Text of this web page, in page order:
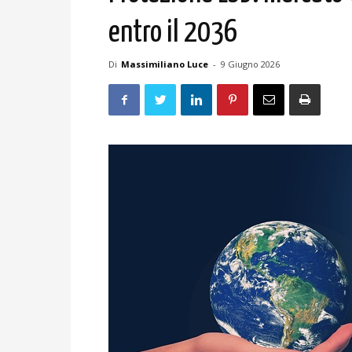
entro il 2036
Di Massimiliano Luce - 9 Giugno 2026